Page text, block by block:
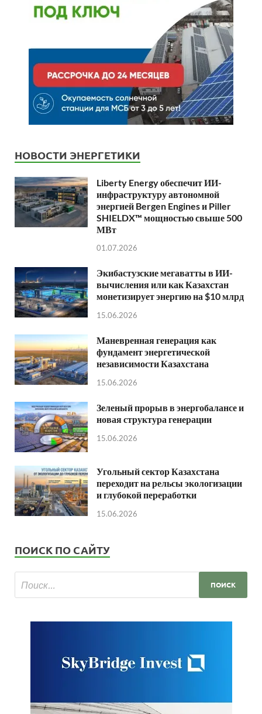
НОВОСТИ ЭНЕРГЕТИКИ
Liberty Energy обеспечит ИИ-
инфраструктуру автономной
энергией Bergen Engines и Piller
SHIELDX™ мощностью свыше 500
МВт
01.07.2026
Экибастузские мегаватты в ИИ-
вычисления или как Казахстан
монетизирует энергию на $10 млрд
15.06.2026
Маневренная генерация как
фундамент энергетической
независимости Казахстана
15.06.2026
Зеленый прорыв в энергобалансе и
новая структура генерации
15.06.2026
Угольный сектор Казахстана
переходит на рельсы экологизации
и глубокой переработки
15.06.2026
ПОИСК ПО САЙТУ